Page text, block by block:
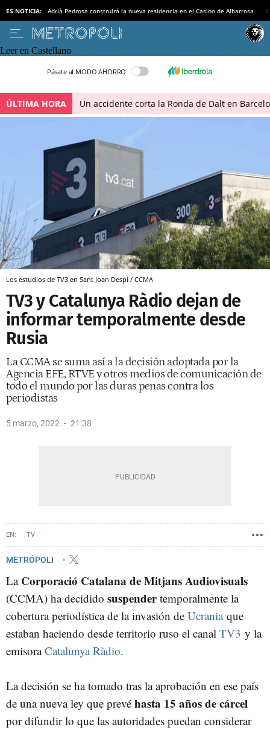
ES NOTICIA: Adrià Pedrosa construirá la nueva residencia en el Casino de Albarrosa
Leer en Castellano
Pásate al MODO AHORRO
ÚLTIMA HORA Un accidente corta la Ronda de Dalt en
Los estudios de TV3 en Sant Joan Despí / CCMA
TV3 y Catalunya Ràdio dejan de
informar temporalmente desde
Rusia
La CCMA se suma así a la decisión adoptada por la
Agencia EFE, RTVE y otros medios de comunicación de
todo el mundo por las duras penas contra los
periodistas
5 marzo, 2022 21:38
TV
METRÓPOLI
La Corporació Catalana de Mitjans Audiovisuals
(CCMA) ha decidido suspendertemporalmente la
cobertura periodística de la invasión de Ucraniaque
estaban haciendo desde territorio ruso el canal TV3 y la
emisoraCatalunya Ràdio.
La decisión se ha tomado tras la aprobación en ese país
de una nueva ley que prevé hasta 15 años de cárcel
por difundir lo que las autoridades puedan considerar